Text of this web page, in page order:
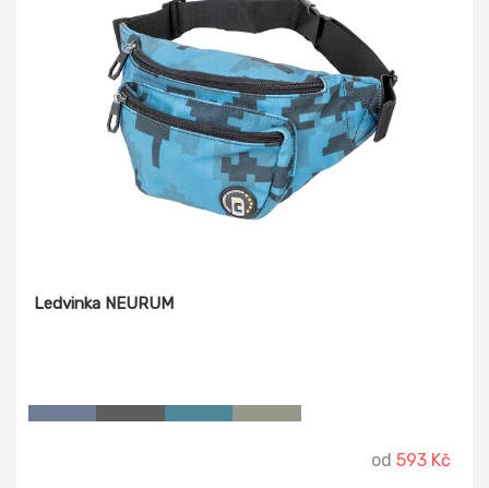
Ledvinka NEURUM
od 593 Kč